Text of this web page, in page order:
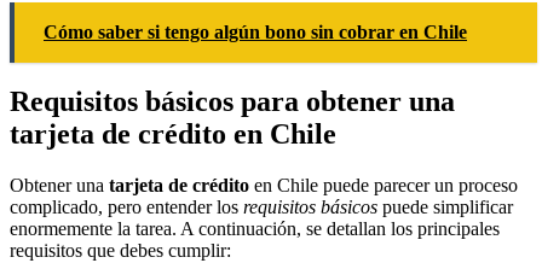
Cómo saber si tengo algún bono sin cobrar en Chile
Requisitos básicos para obtener una
tarjeta de crédito en Chile
Obtener una tarjeta de crédito en Chile puede parecer un proceso
complicado, pero entender los requisitos básicos puede simplificar
enormemente la tarea. A continuación, se detallan los principales
requisitos que debes cumplir: